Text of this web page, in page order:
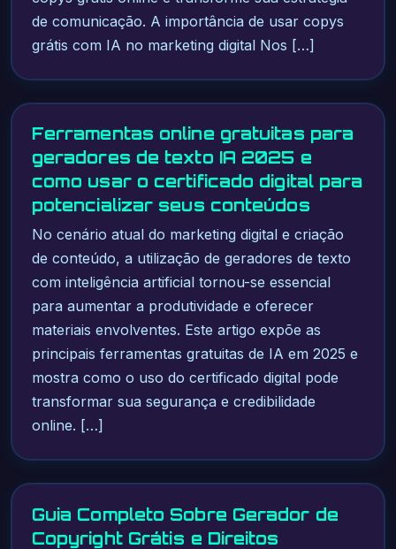
de comunicação. A importância de usar copys
grátis com IA no marketing digital Nos […]
Ferramentas online gratuitas para
geradores de texto IA 2025 e
como usar o certificado digital para
potencializar seus conteúdos
No cenário atual do marketing digital e criação
de conteúdo, a utilização de geradores de texto
com inteligência artificial tornou-se essencial
para aumentar a produtividade e oferecer
materiais envolventes. Este artigo expõe as
principais ferramentas gratuitas de IA em 2025 e
mostra como o uso do certificado digital pode
transformar sua segurança e credibilidade
online. […]
Guia Completo Sobre Gerador de
Copyright Grátis e Direitos